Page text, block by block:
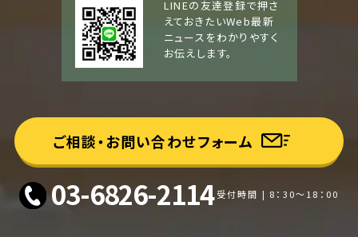
LINEの友達登録で押さ
えておきたいWeb最新
ニュースをわかりやすく
お伝えします。
ご相談・お問い合わせフォーム
03-6826-2114 受付時間 | 8：30～18：00